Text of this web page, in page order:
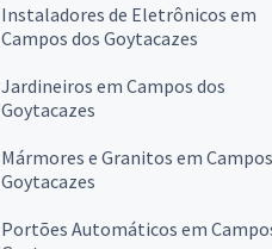
Instaladores de Eletrônicos em
Campos dos Goytacazes
Jardineiros em Campos dos
Goytacazes
Mármores e Granitos em
Goytacazes
Portões Automáticos em